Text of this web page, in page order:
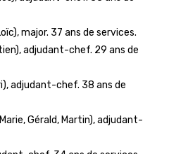
major. 37 ans de services.
adjudant-chef. 29 ans de
adjudant-chef. 38 ans de
Gérald, Martin), adjudant-